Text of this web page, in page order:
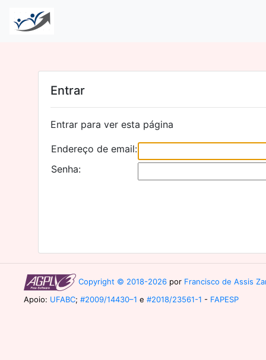
Entrar
Entrar para ver esta página
Endereço de email:
Senha:
Copyright © 2018-2026 por Francisco de Assis
Apoio: UFABC; #2009/14430–1 e #2018/23561-1 - FAPESP